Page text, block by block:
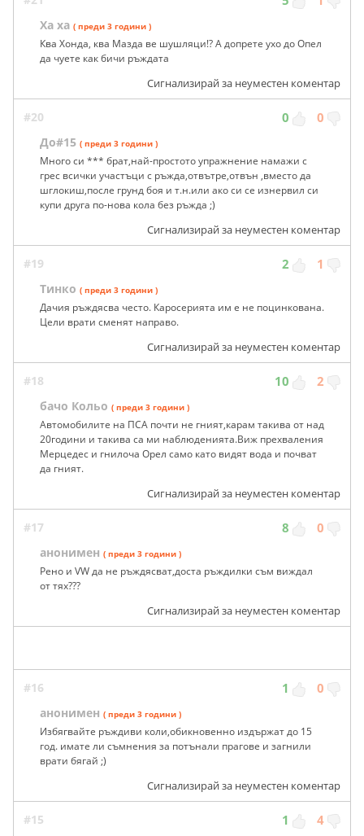
Ха ха ( преди 3 години )
Ква Хонда, ква Мазда ве шушляци!? А допрете ухо до Опел
да чуете как бичи ръждата
Сигнализирай за неуместен коментар
#20 0 0
До#15 ( преди 3 години )
Много си *** брат,най-простото упражнение намажи с
грес всички участъци с ръжда,отвътре,отвън ,вместо да
шглокиш,после грунд боя и т.н.или ако си се изнервил си
купи друга по-нова кола без ръжда ;)
Сигнализирай за неуместен коментар
#19 2 1
Тинко ( преди 3 години )
Дачия ръждясва често. Каросерията им е не поцинкована.
Цели врати сменят направо.
Сигнализирай за неуместен коментар
#18 10 2
бачо Кольо ( преди 3 години )
Автомобилите на ПСА почти не гният,карам такива от над
20години и такива са ми наблюденията.Виж прехваления
Мерцедес и гнилоча Орел само като видят вода и почват
да гният.
Сигнализирай за неуместен коментар
#17 8 0
анонимен ( преди 3 години )
Рено и VW да не ръждясват,доста ръждилки съм виждал
от тях???
Сигнализирай за неуместен коментар
#16 1 0
анонимен ( преди 3 години )
Избягвайте ръждиви коли,обикновенно издържат до 15
год. имате ли съмнения за потънали прагове и загнили
врати бягай ;)
Сигнализирай за неуместен коментар
#15 1 4